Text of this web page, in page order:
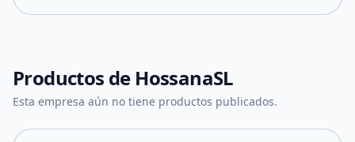
Productos de HossanaSL
Esta empresa aún no tiene productos publicados.